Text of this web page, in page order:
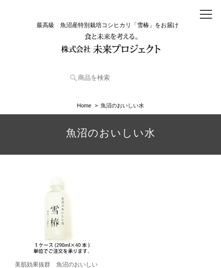
最高級 魚沼産特別栽培コシヒカリ「雪椿」をお届け
Home 魚沼のおいしい水
魚沼のおいしい水
美肌効果抜群 魚沼のおいしい